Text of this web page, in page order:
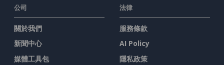
公司
關於我們
新聞中心
媒體工具包
法律
服務條款
AI Policy
隱私政策